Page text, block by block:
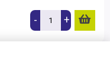
- +